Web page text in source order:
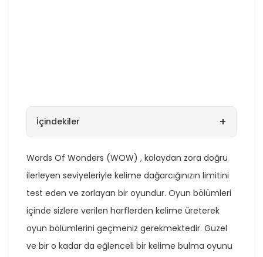
İçindekiler +
Words Of Wonders (WOW) , kolaydan zora doğru
ilerleyen seviyeleriyle kelime dağarcığınızın limitini
test eden ve zorlayan bir oyundur. Oyun bölümleri
içinde sizlere verilen harflerden kelime üreterek
oyun bölümlerini geçmeniz gerekmektedir. Güzel
ve bir o kadar da eğlenceli bir kelime bulma oyunu